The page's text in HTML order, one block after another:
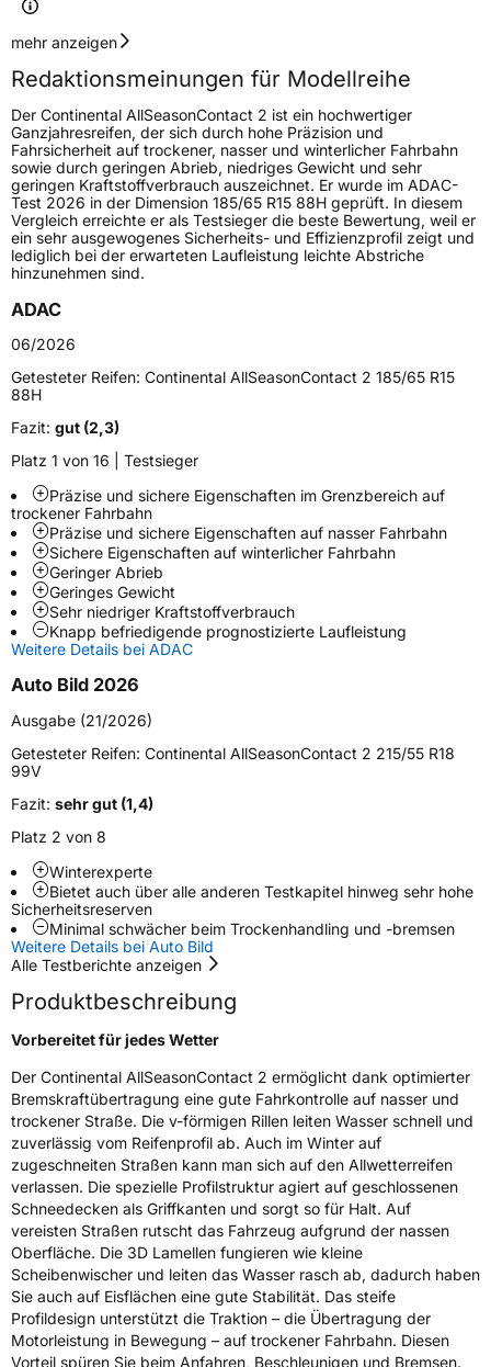
Geschwindigkeitsindex
Höchstgeschwindigkeit
240 km/h
Lastindex99
Höchstlast775 kg
Gewicht (in kg) 9,61 kg
Generelle Merkmale
Fahrzeugtyp
Verwendung
Modellname AllSeasonContact 2
Fahrzeugart
Weitere Eigenschaften
SchlauchtypTL
ZustandNeureifen
M+SJa
VerstärktXL
EU Label
EffizienzB
Nasshaftung
Rollgeräusch (Klasse)
Rollgeräusch (dB)71
FahrzeugklasseC1
3PMSF / Schneeflockensymbol / Alpine-Symbol
EPREL ID1230956
Allgemeine Produktsicherheit (GPSR)
HerstellerkontaktContinental Reifen Deutschland GmbH
Continental-Plaza 1 30173 Hannover
Deutschland,
customerservice_tires@conti.de
mehr anzeigen
Redaktionsmeinungen für Modellreihe
Der Continental AllSeasonContact 2 ist ein hochwertiger
Ganzjahresreifen, der sich durch hohe Präzision und
Fahrsicherheit auf trockener, nasser und winterlicher Fahrbahn
sowie durch geringen Abrieb, niedriges Gewicht und sehr
geringen Kraftstoffverbrauch auszeichnet. Er wurde im ADAC-
Test 2026 in der Dimension 185/65 R15 88H geprüft. In diesem
Vergleich erreichte er als Testsieger die beste Bewertung, weil er
ein sehr ausgewogenes Sicherheits- und Effizienzprofil zeigt und
lediglich bei der erwarteten Laufleistung leichte Abstriche
hinzunehmen sind.
ADAC
06/2026
Getesteter Reifen: Continental AllSeasonContact 2 185/65 R15
88H
Fazit: gut (2,3)
Platz 1 von 16 | Testsieger
Präzise und sichere Eigenschaften im Grenzbereich auf
trockener Fahrbahn
Präzise und sichere Eigenschaften auf nasser Fahrbahn
Sichere Eigenschaften auf winterlicher Fahrbahn
Geringer Abrieb
Geringes Gewicht
Sehr niedriger Kraftstoffverbrauch
Knapp befriedigende prognostizierte Laufleistung
Weitere Details bei ADAC
Auto Bild 2026
Ausgabe (21/2026)
Getesteter Reifen: Continental AllSeasonContact 2 215/55 R18
99V
Fazit: sehr gut (1,4)
Platz 2 von 8
Winterexperte
Bietet auch über alle anderen Testkapitel hinweg sehr hohe
Sicherheitsreserven
Minimal schwächer beim Trockenhandling und -bremsen
Weitere Details bei Auto Bild
Alle Testberichte anzeigen
Produktbeschreibung
Vorbereitet für jedes Wetter
Der Continental AllSeasonContact 2 ermöglicht dank optimierter
Bremskraftübertragung eine gute Fahrkontrolle auf nasser und
trockener Straße. Die v-förmigen Rillen leiten Wasser schnell und
zuverlässig vom Reifenprofil ab. Auch im Winter auf
zugeschneiten Straßen kann man sich auf den Allwetterreifen
verlassen. Die spezielle Profilstruktur agiert auf geschlossenen
Schneedecken als Griffkanten und sorgt so für Halt. Auf
vereisten Straßen rutscht das Fahrzeug aufgrund der nassen
Oberfläche. Die 3D Lamellen fungieren wie kleine
Scheibenwischer und leiten das Wasser rasch ab, dadurch haben
Sie auch auf Eisflächen eine gute Stabilität. Das steife
Profildesign unterstützt die Traktion – die Übertragung der
Motorleistung in Bewegung – auf trockener Fahrbahn. Diesen
Vorteil spüren Sie beim Anfahren, Beschleunigen und Bremsen.